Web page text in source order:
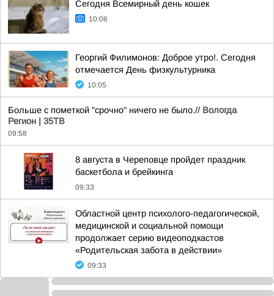
Сегодня Всемирный день кошек
10:06
Георгий Филимонов: Доброе утро!. Сегодня
отмечается День физкультурника
10:05
Больше с пометкой "срочно" ничего не было.// Вологда
Регион | 35ТВ
09:58
8 августа в Череповце пройдет праздник
баскетбола и брейкинга
09:33
Областной центр психолого-педагогической,
медицинской и социальной помощи
продолжает серию видеоподкастов
«Родительская забота в действии»
09:33